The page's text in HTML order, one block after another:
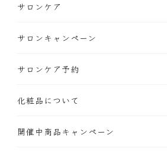
サロンケア
サロンキャンペーン
サロンケア予約
化粧品について
開催中商品キャンペーン